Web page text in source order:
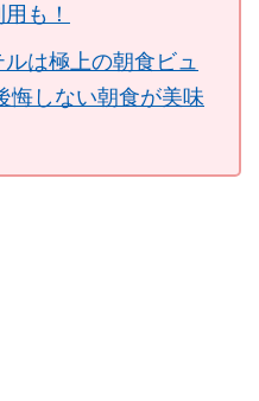
も！
は極上の朝食ビュ
悔しない朝食が美味